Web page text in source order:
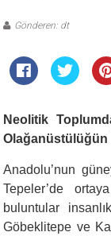
Gönderen: dt
Neolitik
Olağanüstülüğün
Anadolu’nun
Tepeler’de
buluntular
Göbeklitepe ve